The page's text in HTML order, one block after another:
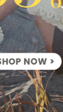
政策 購物須知